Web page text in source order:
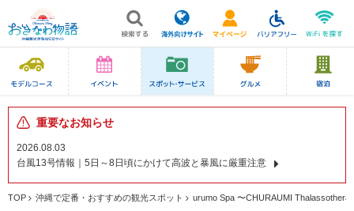
重要なお知らせ
2026.08.03
台風13号情報｜5日～8日頃にかけて高波と暴風に厳重注意
TOP 沖縄で定番・おすすめの観光スポット urumo Spa 〜CHURAUMI